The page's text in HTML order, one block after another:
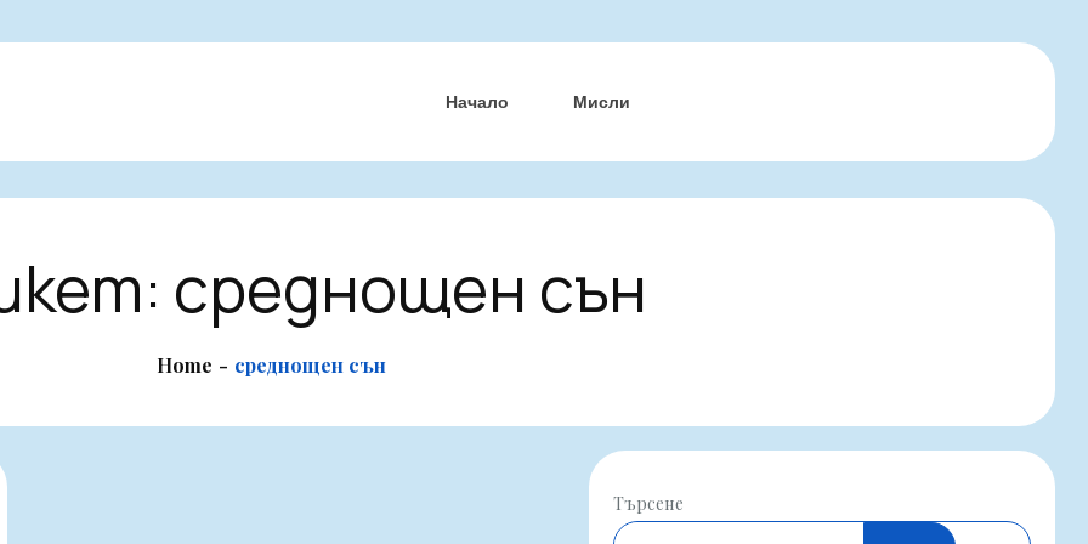
Начало Мисли
среднощен сън
Home среднощен сън
Търсене